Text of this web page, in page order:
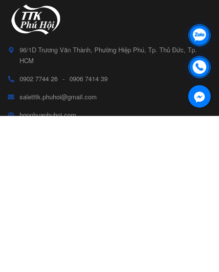
96/1D Trương Văn Thành, Phường Hiệp Phú, Tp. Thủ Đức, Tp.
HCM
0902 7744 26 - 0906 7414 39
saletttk.phuhoi@gmail.com
hopnhuaphuhoi.com